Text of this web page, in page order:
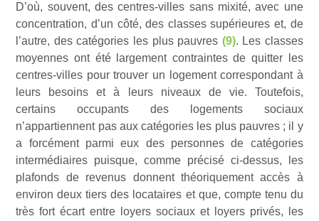
D’où, souvent, des centres-villes sans mixité, avec une
concentration, d’un côté, des classes supérieures et, de
l’autre, des catégories les plus pauvres (9). Les classes
moyennes ont été largement contraintes de quitter les
centres-villes pour trouver un logement correspondant à
leurs besoins et à leurs niveaux de vie. Toutefois,
certains occupants des logements sociaux
n’appartiennent pas aux catégories les plus pauvres ; il y
a forcément parmi eux des personnes de catégories
intermédiaires puisque, comme précisé ci-dessus, les
plafonds de revenus donnent théoriquement accès à
environ deux tiers des locataires et que, compte tenu du
très fort écart entre loyers sociaux et loyers privés, les